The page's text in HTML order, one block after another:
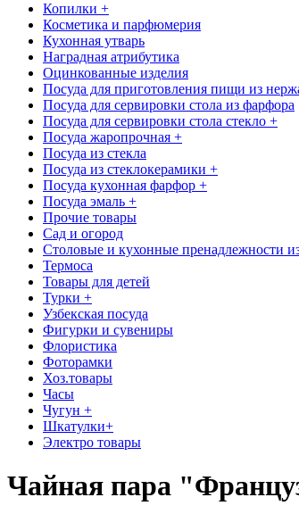
Копилки +
Косметика и парфюмерия
Кухонная утварь
Наградная атрибутика
Оцинкованные изделия
Посуда для приготовления пищи из
Посуда для сервировки стола из фарфора
Посуда для сервировки стола стекло +
Посуда жаропрочная +
Посуда из стекла
Посуда из стеклокерамики +
Посуда кухонная фарфор +
Посуда эмаль +
Прочие товары
Сад и огород
Столовые и кухонные пренадлежности
Термоса
Товары для детей
Турки +
Узбекская посуда
Фигурки и сувениры
Флористика
Фоторамки
Хоз.товары
Часы
Чугун +
Шкатулки+
Электро товары
Чайная пара